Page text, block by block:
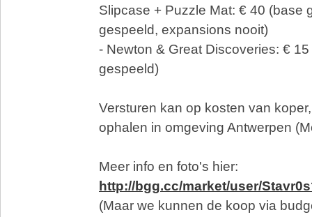
Slipcase + Puzzle Mat: € 40 (base
gespeeld, expansions nooit)
- Newton & Great Discoveries: €
gespeeld)
Versturen kan op kosten van
ophalen in omgeving Antwerpen
Meer info en foto's hier:
http://bgg.cc/market/user/
(Maar we kunnen de koop via